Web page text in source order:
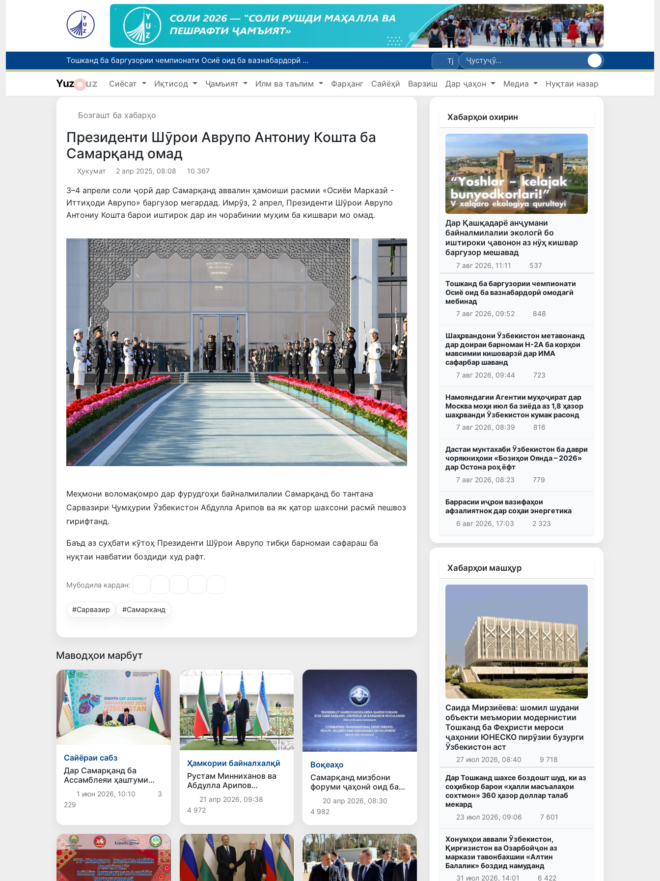
Тошканд ба баргузории чемпионати Осиё оид ба вазнабардорӣ омодагӣ мебинад
Шаҳрвандони Ӯзбекистон метавонанд дар доираи барномаи H-2A ба корҳои мавсимии кишоварзӣ дар ИМА сафарбар шаванд
Намояндагии Агентии муҳоҷират дар Москва моҳи июл ба зиёда аз 1,8 ҳазор шаҳрванди Ӯзбекистон кумак расонд
Tj
Yuz uz Сиёсат Иқтисод Ҷамъият Илм ва таълим Фарҳанг Сайёҳӣ Варзиш Дар ҷаҳон Медиа Нуқтаи назар
Бозгашт ба хабарҳо
Президенти Шӯрои Аврупо Антониу Кошта ба
Самарқанд омад
Ҳукумат 2 апр 2025, 08:08 10 367
3–4 апрели соли ҷорӣ дар Самарқанд аввалин ҳамоиши расмии «Осиёи Марказӣ -
Иттиҳоди Аврупо» баргузор мегардад. Имрӯз, 2 апрел, Президенти Шӯрои Аврупо
Антониу Кошта барои иштирок дар ин чорабинии муҳим ба кишвари мо омад.
Қаблӣ Навбатӣ
Меҳмони воломақомро дар фурудгоҳи байналмилалии Самарқанд бо тантана
Сарвазири Ҷумҳурии Ӯзбекистон Абдулла Арипов ва як қатор шахсони расмӣ пешвоз
гирифтанд.
Баъд аз суҳбати кӯтоҳ Президенти Шӯрои Аврупо тибқи барномаи сафараш ба
нуқтаи навбатии боздиди худ рафт.
Мубодила кардан:
#Сарвазир #Самарканд
Маводҳои марбут
Сайёраи сабз
Дар Самарқанд ба
Ассамблеяи ҳаштуми
Фонди ҷаҳонии экологӣ
оғоз бахшида шуд
1 июн 2026, 10:10
3
229
Ҳамкории байналхалқӣ
Рустам Минниханов ва
Абдулла Арипов
масъалаҳои густариши
ҳамкориҳои иқтисодиро
баррасӣ карданд
21 апр 2026, 09:38
4 972
Воқеаҳо
Самарқанд мизбони
форуми ҷаҳонӣ оид ба
мубориза бо таҳдидҳои
маводи мухаддир
мегардад
20 апр 2026, 08:30
4 982
Хабарҳои охирин
Дар Қашқадарё анҷумани
байналмилалии экологӣ бо
иштироки ҷавонон аз нӯҳ кишвар
баргузор мешавад
7 авг 2026, 11:11 537
Тошканд ба баргузории чемпионати
Осиё оид ба вазнабардорӣ омодагӣ
мебинад
7 авг 2026, 09:52
848
Шаҳрвандони Ӯзбекистон метавонанд
дар доираи барномаи H-2A ба корҳои
мавсимии кишоварзӣ дар ИМА
сафарбар шаванд
7 авг 2026, 09:44
723
Намояндагии Агентии муҳоҷират дар
Москва моҳи июл ба зиёда аз 1,8 ҳазор
шаҳрванди Ӯзбекистон кумак расонд
7 авг 2026, 08:39
816
Дастаи мунтахаби Ӯзбекистон ба даври
чорякниҳоии «Бозиҳои Оянда – 2026»
дар Остона роҳ ёфт
7 авг 2026, 08:23
779
Баррасии иҷрои вазифаҳои
афзалиятнок дар соҳаи энергетика
6 авг 2026, 17:03
2 323
Хабарҳои машҳур
Саида Мирзиёева: шомил шудани
объекти меъмории модернистии
Тошканд ба Феҳристи мероси
ҷаҳонии ЮНЕСКО пирӯзии бузурги
Ӯзбекистон аст
27 июл 2026, 08:40 9 718
Дар Тошканд шахсе боздошт шуд, ки аз
соҳибкор барои «ҳалли масъалаҳои
сохтмон» 360 ҳазор доллар талаб
мекард
23 июл 2026, 09:06
7 601
Хонумҳои аввали Ӯзбекистон,
Қирғизистон ва Озарбойҷон аз
маркази тавонбахшии «Алтин
Балалик» боздид намуданд
31 июл 2026, 14:01
6 422